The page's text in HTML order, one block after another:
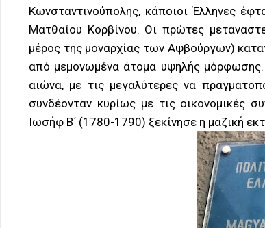
Κωνσταντινούπολης, κάποιοι Έλληνες
Ματθαίου Κορβίνου. Οι πρώτες
μέρος της μοναρχίας των Αψβούργων)
από μεμονωμένα άτομα υψηλής μόρφωσης.
αιώνα, με τις μεγαλύτερες να
συνδέονταν κυρίως με τις οικονομικές
Ιωσήφ Β΄ (1780-1790) ξεκίνησε η μαζική